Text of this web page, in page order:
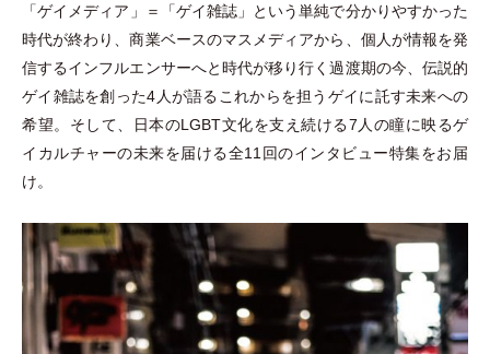
「ゲイメディア 」 ＝ 「ゲイ雑誌 」
という単純で分かりやすかった
時代が終わり、商業ベースのマスメディアから、個人が情報を発
信するインフルエンサーへと時代が移り行く過渡期の今、伝説的
ゲイ雑誌を創った4人が語るこれからを担うゲイに託す未来への
希望。そして、日本のLGBT文化を支え続ける7人の瞳に映るゲ
イカルチャーの未来を届ける全11回のインタビュー特集をお届
け。